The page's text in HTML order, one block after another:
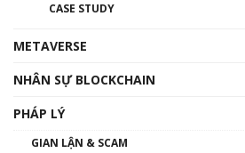
01:32:59
gió ấm
CASE STUDY
METAVERSE
NHÂN SỰ BLOCKCHAIN
PHÁP LÝ
GIAN LẬN & SCAM